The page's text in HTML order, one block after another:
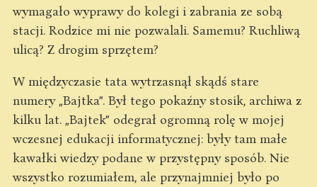
wymagało wyprawy do kolegi i zabrania ze sobą
stacji. Rodzice mi nie pozwalali. Samemu? Ruchliwą
ulicą? Z drogim sprzętem?
W międzyczasie tata wytrzasnął skądś stare
numery „Bajtka”. Był tego pokaźny stosik, archiwa z
kilku lat. „Bajtek” odegrał ogromną rolę w mojej
wczesnej edukacji informatycznej: były tam małe
kawałki wiedzy podane w przystępny sposób. Nie
wszystko rozumiałem, ale przynajmniej było po